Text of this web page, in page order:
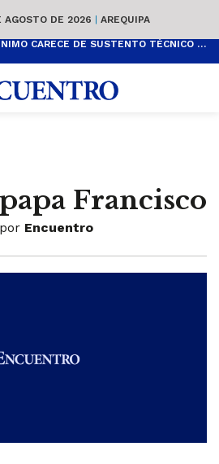
AGOSTO DE 2026 | AREQUIPA
AUMENTO DEL SUELDO MÍNIMO CARECE DE SUSTENTO TÉCNICO Y ES POPULISTA
Francisco
Encuentro